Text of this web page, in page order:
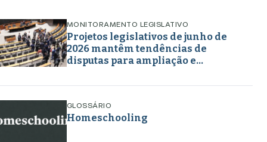
MONITORAMENTO LEGISLATIVO
Projetos legislativos de junho de
2026 mantêm tendências de
disputas para ampliação e
gênero, educação e
GLOSSÁRIO
Homeschooling